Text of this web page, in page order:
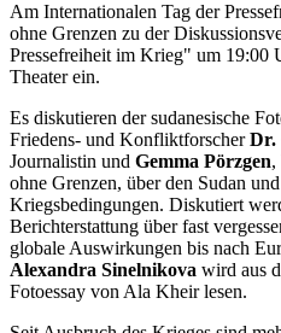
Am Internationalen Tag der
ohne Grenzen zu der
Pressefreiheit im Krieg" um
Theater ein.
Es diskutieren der sudanesische
Friedens- und KonfliktforscherDr.
Journalistin und Gemma Pörzgen,
ohne Grenzen, über den Sudan
Kriegsbedingungen. Diskutiert
Berichterstattung über fast
globale Auswirkungen bis nach
Alexandra Sinelnikova wird aus
Fotoessay von Ala Kheir lesen.